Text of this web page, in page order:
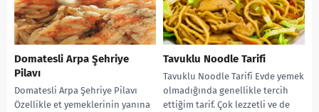
Domatesli Arpa Şehriye
Pilavı
Domatesli Arpa Şehriye Pilavı
Özellikle et yemeklerinin yanına
Tavuklu Noodle Tarifi
Tavuklu Noodle Tarifi Evde yemek
olmadığında genellikle tercih
ettiğim tarif. Çok lezzetli ve de